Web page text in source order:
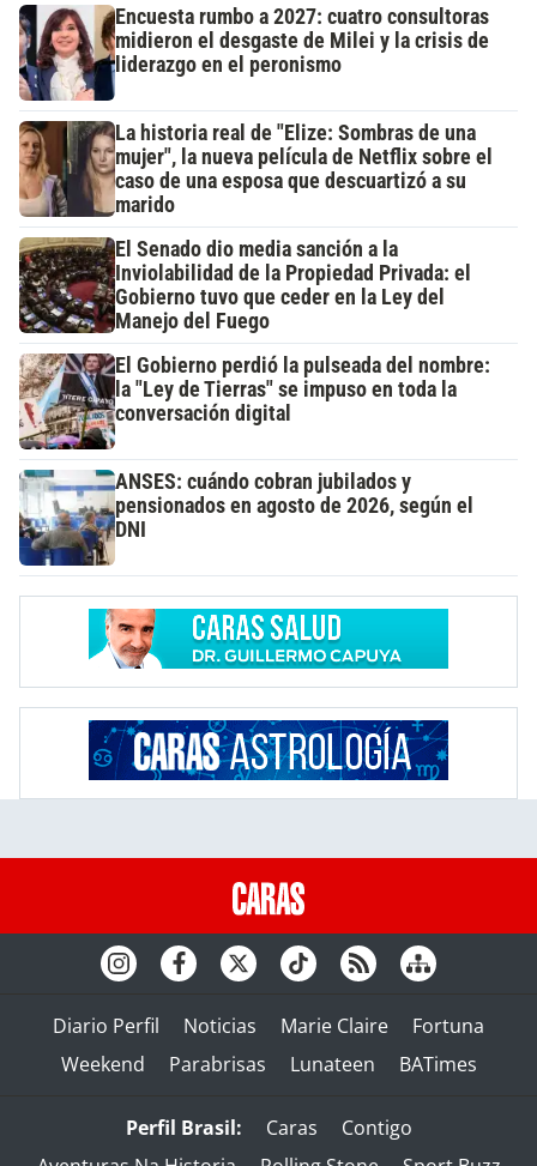
Encuesta rumbo a 2027: cuatro consultoras
midieron el desgaste de Milei y la crisis de
liderazgo en el peronismo
La historia real de "Elize: Sombras de una
mujer", la nueva película de Netflix sobre el
caso de una esposa que descuartizó a su
marido
El Senado dio media sanción a la
Inviolabilidad de la Propiedad Privada: el
Gobierno tuvo que ceder en la Ley del
Manejo del Fuego
El Gobierno perdió la pulseada del nombre:
la "Ley de Tierras" se impuso en toda la
conversación digital
ANSES: cuándo cobran jubilados y
pensionados en agosto de 2026, según el
DNI
Diario Perfil Noticias Marie Claire
Fortuna
Weekend
Parabrisas Lunateen BATimes
Perfil Brasil: Caras
Contigo